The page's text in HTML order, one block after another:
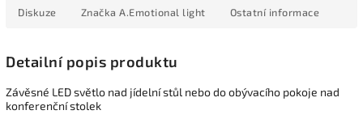
Diskuze Značka A.Emotional light Ostatní informace
Detailní popis produktu
Závěsné LED světlo nad jídelní stůl nebo do obývacího pokoje nad
konferenční stolek